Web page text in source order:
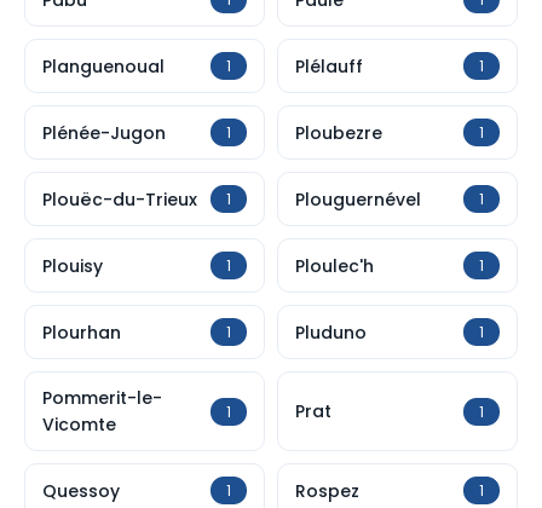
Planguenoual 1 Plélauff 1
Plénée-Jugon 1 Ploubezre 1
Plouëc-du-Trieux 1 Plouguernével 1
Plouisy 1 Ploulec'h 1
Plourhan 1 Pluduno 1
Pommerit-le-
Vicomte
1 Prat 1
Quessoy 1 Rospez 1